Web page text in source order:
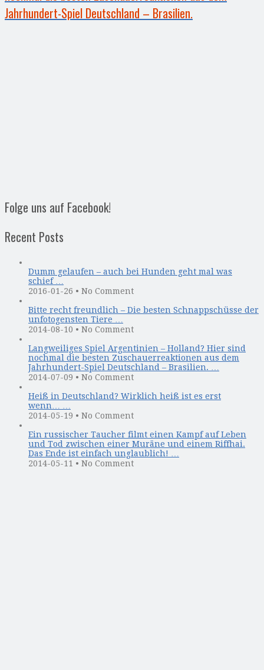
Jahrhundert-Spiel Deutschland – Brasilien.
Folge uns auf Facebook!
Recent Posts
Dumm gelaufen – auch bei Hunden geht mal was
schief …
2016-01-26 • No Comment
Bitte recht freundlich – Die besten Schnappschüsse der
unfotogensten Tiere …
2014-08-10 • No Comment
Langweiliges Spiel Argentinien – Holland? Hier sind
nochmal die besten Zuschauerreaktionen aus dem
Jahrhundert-Spiel Deutschland – Brasilien. …
2014-07-09 • No Comment
Heiß in Deutschland? Wirklich heiß ist es erst
wenn… …
2014-05-19 • No Comment
Ein russischer Taucher filmt einen Kampf auf Leben
und Tod zwischen einer Muräne und einem Riffhai.
Das Ende ist einfach unglaublich! …
2014-05-11 • No Comment